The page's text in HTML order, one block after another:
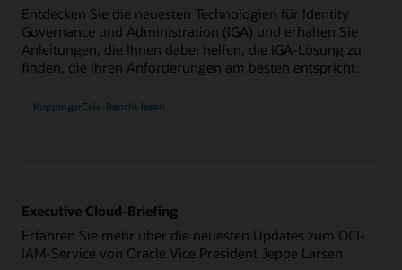
Entdecken Sie die neuesten Technologien für Identity
Governance und Administration (IGA) und erhalten Sie
Anleitungen, die Ihnen dabei helfen, die IGA-Lösung zu
finden, die Ihren Anforderungen am besten entspricht.
KuppingerCole-Bericht lesen
Executive Cloud-Briefing
Erfahren Sie mehr über die neuesten Updates zum OCI-
IAM-Service von Oracle Vice President Jeppe Larsen.